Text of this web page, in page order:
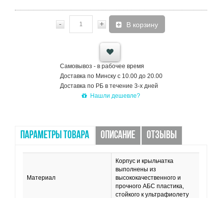
- + В корзину
Самовывоз - в рабочее время
Доставка по Минску с 10.00 до 20.00
Доставка по РБ в течение 3-х дней
Нашли дешевле?
ПАРАМЕТРЫ ТОВАРА ОПИСАНИЕ ОТЗЫВЫ
Материал
Корпус и крыльчатка
выполнены из
высококачественного и
прочного АБС пластика,
стойкого к ультрафиолету